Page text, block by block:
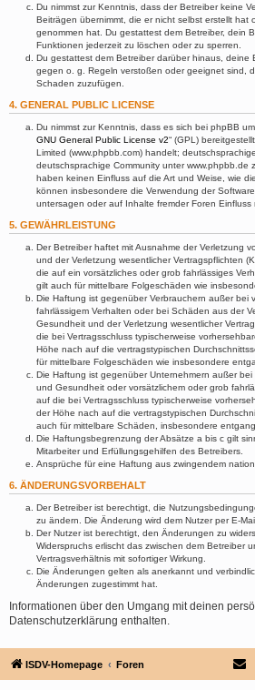
Du nimmst zur Kenntnis, dass der Betreiber keine
Beiträgen übernimmt, die er nicht selbst erstellt hat
genommen hat. Du gestattest dem Betreiber, dein
Funktionen jederzeit zu löschen oder zu sperren.
Du gestattest dem Betreiber darüber hinaus, deine
gegen o. g. Regeln verstoßen oder geeignet sind,
Schaden zuzufügen.
4. GENERAL PUBLIC LICENSE
Du nimmst zur Kenntnis, dass es sich bei phpBB um
GNU General Public License v2“ (GPL)
Limited (www.phpbb.com) handelt;
deutschsprachige Community unter www.phpbb.de
haben keinen Einfluss auf die Art und Weise, wie
können insbesondere die Verwendung der
untersagen oder auf Inhalte fremder Foren Einfluss
5. GEWÄHRLEISTUNG
Der Betreiber haftet mit Ausnahme der Verletzung
und der Verletzung wesentlicher Vertragspflichten
die auf ein vorsätzliches oder grob fahrlässiges
gilt auch für mittelbare Folgeschäden wie
Die Haftung ist gegenüber Verbrauchern außer bei
fahrlässigem Verhalten oder bei Schäden aus der
Gesundheit und der Verletzung wesentlicher
die bei Vertragsschluss typischerweise
Höhe nach auf die vertragstypischen
für mittelbare Folgeschäden wie insbesondere
Die Haftung ist gegenüber Unternehmern außer
und Gesundheit oder vorsätzlichem oder grob
auf die bei Vertragsschluss typischerweise
der Höhe nach auf die vertragstypischen
auch für mittelbare Schäden, insbesondere
Die Haftungsbegrenzung der Absätze a bis c gilt
Mitarbeiter und Erfüllungsgehilfen des Betreibers.
Ansprüche für eine Haftung aus zwingendem
6. ÄNDERUNGSVORBEHALT
Der Betreiber ist berechtigt, die
zu ändern. Die Änderung wird dem Nutzer per E-
Der Nutzer ist berechtigt, den Änderungen zu
Widerspruchs erlischt das zwischen dem Betreiber
Vertragsverhältnis mit sofortiger Wirkung.
Die Änderungen gelten als anerkannt und
Änderungen zugestimmt hat.
Informationen über den Umgang mit deinen
Datenschutzerklärung enthalten.
ISDV-Homepage Foren